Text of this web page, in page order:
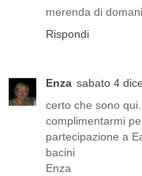
merenda di
Rispondi
Enza sabato 4
certo che sono
complimentarmi
partecipazione a
bacini
Enza